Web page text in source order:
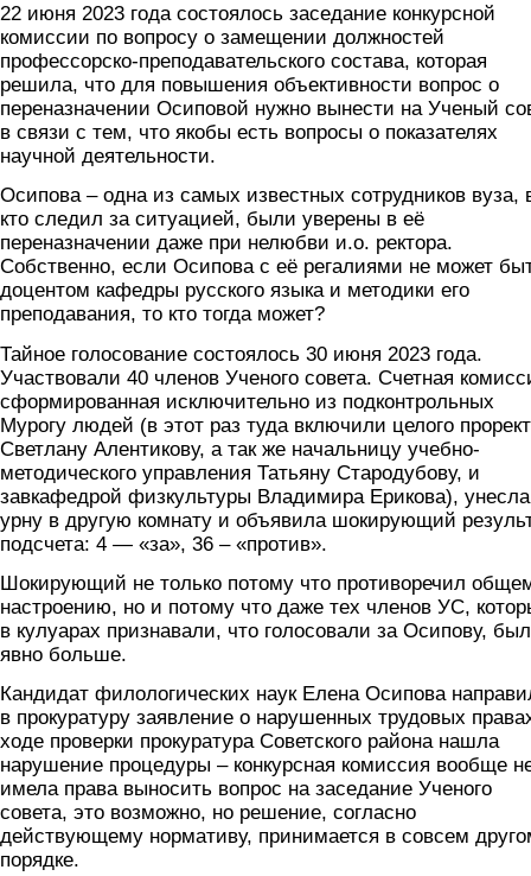
22 июня 2023 года состоялось заседание конкурсной
комиссии по вопросу о замещении должностей
профессорско-преподавательского состава, которая
решила, что для повышения объективности вопрос о
переназначении Осиповой нужно вынести на Ученый
в связи с тем, что якобы есть вопросы о показателях
научной деятельности.
Осипова – одна из самых известных сотрудников вуза,
кто следил за ситуацией, были уверены в её
переназначении даже при нелюбви и.о. ректора.
Собственно, если Осипова с её регалиями не может
доцентом кафедры русского языка и методики его
преподавания, то кто тогда может?
Тайное голосование состоялось 30 июня 2023 года.
Участвовали 40 членов Ученого совета. Счетная
сформированная исключительно из подконтрольных
Мурогу людей (в этот раз туда включили целого
Светлану Алентикову, а так же начальницу учебно-
методического управления Татьяну Стародубову, и
завкафедрой физкультуры Владимира Ерикова), унесла
урну в другую комнату и объявила шокирующий
подсчета: 4 — «за», 36 – «против».
Шокирующий не только потому что противоречил
настроению, но и потому что даже тех членов УС,
в кулуарах признавали, что голосовали за Осипову,
явно больше.
Кандидат филологических наук Елена Осипова
в прокуратуру заявление о нарушенных трудовых
ходе проверки прокуратура Советского района нашла
нарушение процедуры – конкурсная комиссия вообще
имела права выносить вопрос на заседание Ученого
совета, это возможно, но решение, согласно
действующему нормативу, принимается в совсем
порядке.